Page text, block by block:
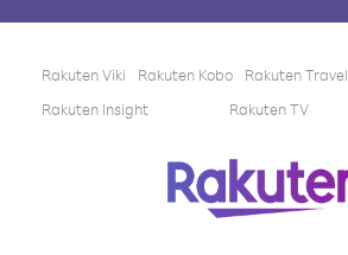
Rakuten Viki Rakuten Kobo Rakuten Travel
Rakuten Insight
Rakuten TV